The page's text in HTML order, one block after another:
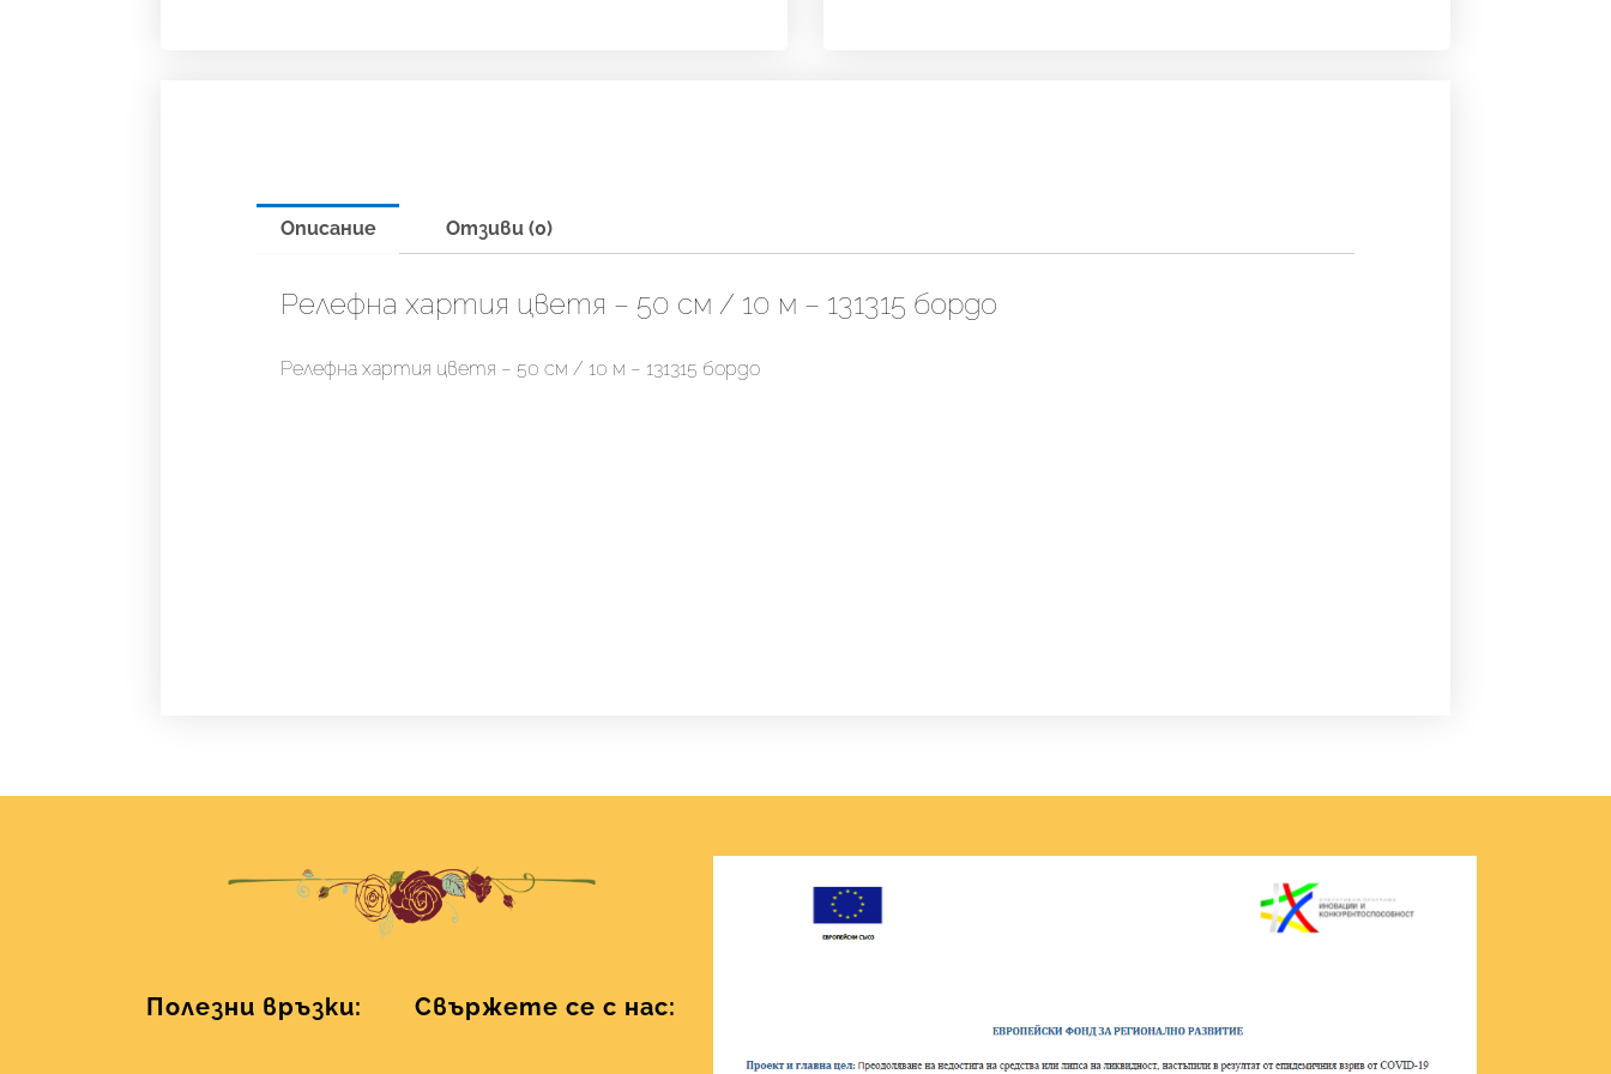
Описание Отзиви (0)
Релефна хартия цветя – 50 см / 10 м – 131315 бордо
Релефна хартия цветя – 50 см / 10 м – 131315 бордо
Полезни връзки: Свържете се с нас: